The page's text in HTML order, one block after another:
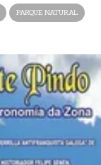
PARQUE NATURAL